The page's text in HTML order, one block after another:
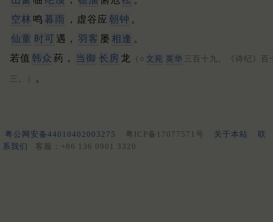
空林 鸣 暮雨 ，虚谷应 朝钟 。
仙童 时可 遇， 羽客 屡 相逢 。
若值 韩众 药， 当御 长房 龙 （○ 文苑 英华 三百十九。《诗纪》百
三。） 。
粤公网安备44010402003275 粤ICP备17077571号 关于本站
联
系我们
客服：+86 136 0901 3320